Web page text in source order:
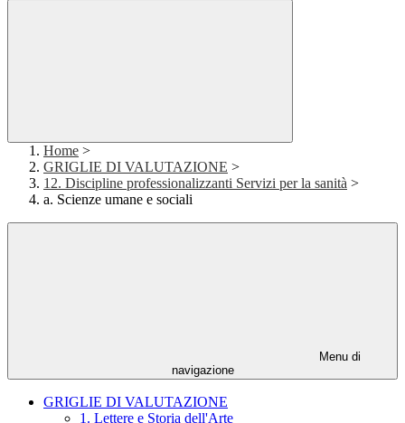
Home >
GRIGLIE DI VALUTAZIONE >
12. Discipline professionalizzanti Servizi per la sanità >
a. Scienze umane e sociali
Menu di
navigazione
GRIGLIE DI VALUTAZIONE
1. Lettere e Storia dell'Arte